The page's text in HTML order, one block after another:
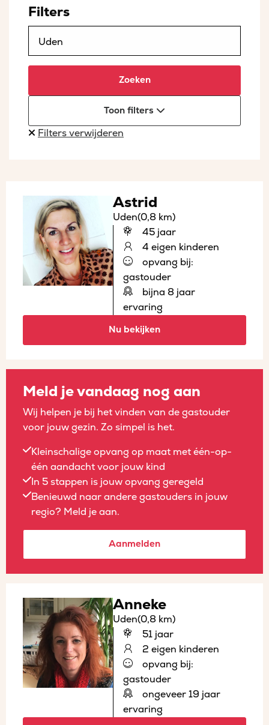
Filters
Zoeken
Toon filters
Filters verwijderen
Astrid
Uden(0,8 km)
45 jaar
4 eigen kinderen
opvang bij:
gastouder
bijna 8 jaar
ervaring
Nu bekijken
Meld je vandaag nog aan
Wij helpen je bij het vinden van de gastouder
voor jouw gezin. Zo simpel is het.
Kleinschalige opvang op maat met één-op-
één aandacht voor jouw kind
In 5 stappen is jouw opvang geregeld
Benieuwd naar andere gastouders in jouw
regio? Meld je aan.
Aanmelden
Anneke
Uden(0,8 km)
51 jaar
2 eigen kinderen
opvang bij:
gastouder
ongeveer 19 jaar
ervaring